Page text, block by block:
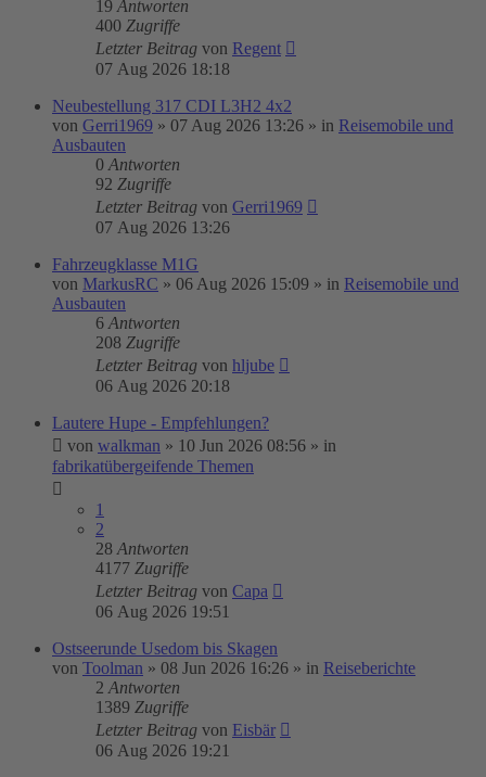
19 Antworten
400 Zugriffe
Letzter Beitrag von Regent
07 Aug 2026 18:18
Neubestellung 317 CDI L3H2 4x2
von Gerri1969 » 07 Aug 2026 13:26 » in Reisemobile und
Ausbauten
0 Antworten
92 Zugriffe
Letzter Beitrag von Gerri1969
07 Aug 2026 13:26
Fahrzeugklasse M1G
von MarkusRC » 06 Aug 2026 15:09 » in Reisemobile und
Ausbauten
6 Antworten
208 Zugriffe
Letzter Beitrag von hljube
06 Aug 2026 20:18
Lautere Hupe - Empfehlungen?
von walkman » 10 Jun 2026 08:56 » in
fabrikatübergeifende Themen
1
2
28 Antworten
4177 Zugriffe
Letzter Beitrag von Capa
06 Aug 2026 19:51
Ostseerunde Usedom bis Skagen
von Toolman » 08 Jun 2026 16:26 » in Reiseberichte
2 Antworten
1389 Zugriffe
Letzter Beitrag von Eisbär
06 Aug 2026 19:21